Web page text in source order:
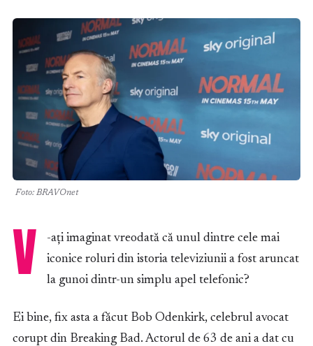
Foto: BRAVOnet
V
-ați imaginat vreodată că unul dintre cele mai
iconice roluri din istoria televiziunii a fost aruncat
la gunoi dintr-un simplu apel telefonic?
Ei bine, fix asta a făcut Bob Odenkirk, celebrul avocat
corupt din Breaking Bad. Actorul de 63 de ani a dat cu